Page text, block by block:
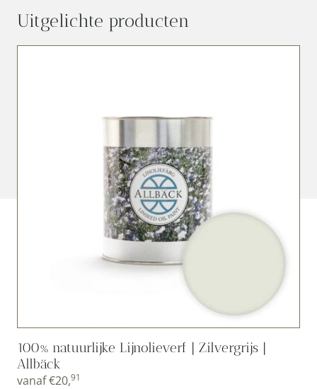
Uitgelichte producten
100% natuurlijke Lijnolieverf | Zilvergrijs |
Allbäck
vanaf€20,91